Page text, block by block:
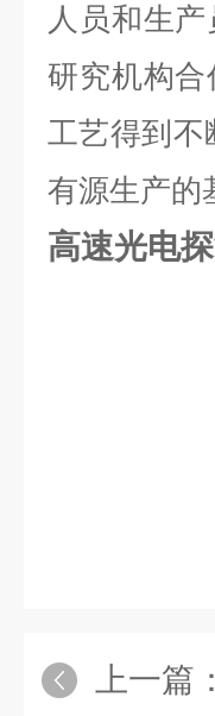
人员和生
研究机构
工艺得到不
有源生产的
高速光电
上一篇：